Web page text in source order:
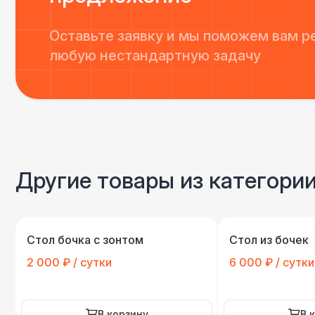
Оставьте заявку и мы поможем вам
любую нестандартную задачу
Другие товары из
Стол бочка с зонтом
2 000 ₽ / сутки
Стол из бочек
6 000 ₽ / сутки